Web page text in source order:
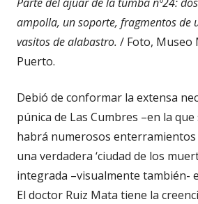
ampolla, un soporte, fragmentos de
vasitos de alabastro. / Foto, Museo
Puerto.
Debió de conformar la extensa
púnica de Las Cumbres –en la
habrá numerosos enterramientos
una verdadera ‘ciudad de los
integrada –visualmente también-
El doctor Ruiz Mata tiene la